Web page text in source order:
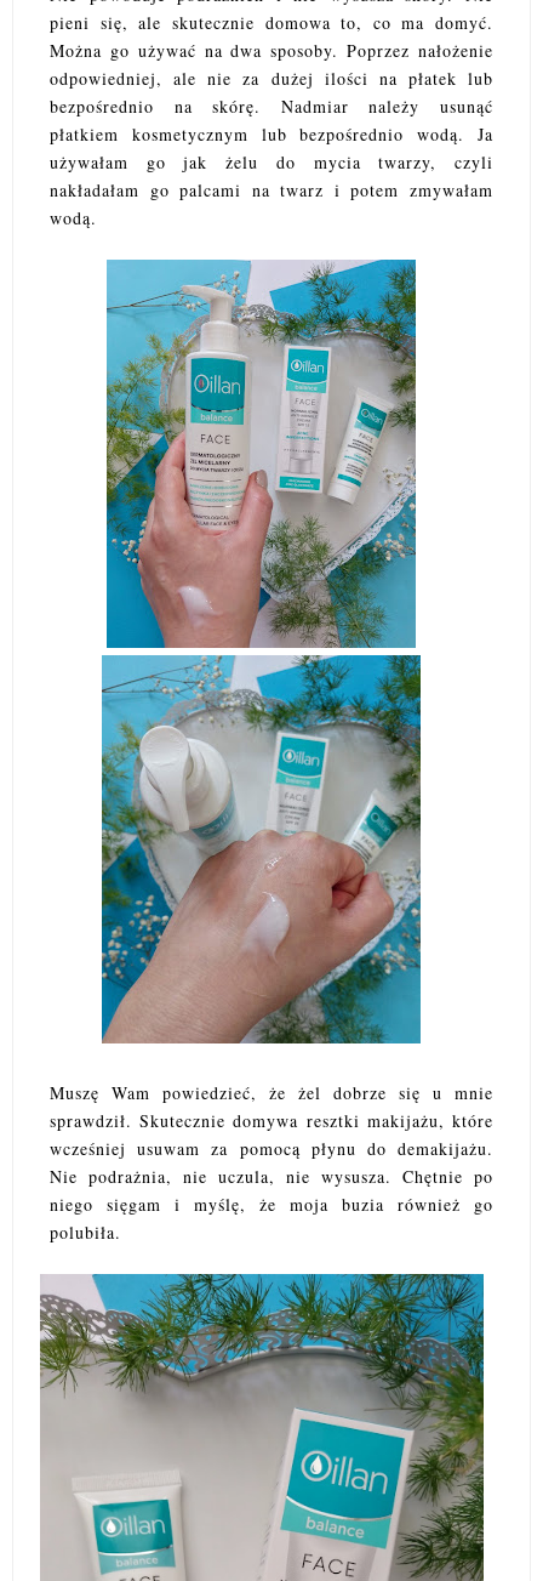
pieni się, ale skutecznie domowa to, co ma domyć.
Można go używać na dwa sposoby. Poprzez nałożenie
odpowiedniej, ale nie za dużej ilości na płatek lub
bezpośrednio na skórę. Nadmiar należy usunąć
płatkiem kosmetycznym lub bezpośrednio wodą. Ja
używałam go jak żelu do mycia twarzy, czyli
nakładałam go palcami na twarz i potem zmywałam
wodą.
Muszę Wam powiedzieć, że żel dobrze się u mnie
sprawdził. Skutecznie domywa resztki makijażu, które
wcześniej usuwam za pomocą płynu do demakijażu.
Nie podrażnia, nie uczula, nie wysusza. Chętnie po
niego sięgam i myślę, że moja buzia również go
polubiła.